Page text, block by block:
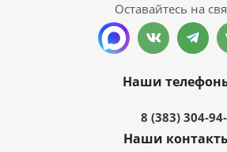
Оставайтесь на
Наши
8 (383) 304-
Наши